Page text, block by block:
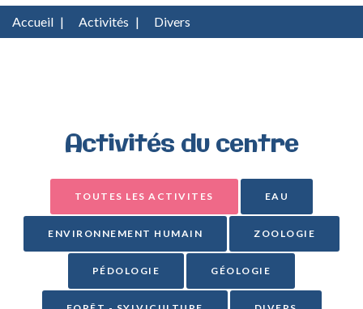
Accueil | Activités | Divers
Activités du centre
TOUTES LES ACTIVITES EAU
ENVIRONNEMENT HUMAIN ZOOLOGIE
PÉDOLOGIE GÉOLOGIE